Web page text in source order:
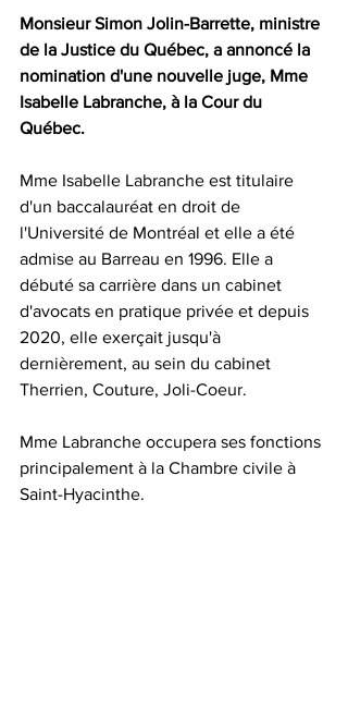
Monsieur Simon Jolin-Barrette, ministre
de la Justice du Québec, a annoncé la
nomination d'une nouvelle juge, Mme
Isabelle Labranche, à la Cour du
Québec.
Mme Isabelle Labranche est titulaire
d'un baccalauréat en droit de
l'Université de Montréal et elle a été
admise au Barreau en 1996. Elle a
débuté sa carrière dans un cabinet
d'avocats en pratique privée et depuis
2020, elle exerçait jusqu'à
dernièrement, au sein du cabinet
Therrien, Couture, Joli-Coeur.
Mme Labranche occupera ses fonctions
principalement à la Chambre civile à
Saint-Hyacinthe.